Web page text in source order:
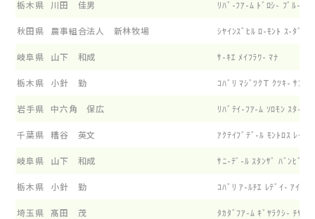
栃木県 川田 佳男 ﾘﾊﾞ-ﾌｱ-ﾑ ﾄﾞﾛｼ- ﾌﾞﾙ-ｼﾞｴ
秋田県 農事組合法人 新林牧場 ｼﾔｲﾝｽﾞﾋﾙ ﾛ-ﾓﾝﾄ ｽ-ﾀﾞﾝ
岐阜県 山下 和成 ｻ-ｷｴ ﾒｲﾌﾗﾜ- ﾏﾅ
栃木県 小針 勤 ｺﾊﾞﾘ ﾏｼﾞﾂｸT ｸﾂｷ- ｻﾝﾌ
岩手県 中六角 保広 ﾘﾊﾞﾃｲ-ﾌｱ-ﾑ ｿﾛﾓﾝ ｽﾀ-ﾛｲ
千葉県 糟谷 英文 ｱｸﾃｲﾌﾞﾃﾞ-ﾙ ﾓﾝﾄﾛｽ ﾚｲﾅ
岐阜県 山下 和成 ｻﾆ-ﾃﾞ-ﾙ ｽﾀﾝｻﾞ ﾊﾞﾝﾋﾞ-ﾉ
栃木県 小針 勤 ｺﾊﾞﾘ ｱ-ﾙﾁｴ ﾚﾃﾞｲ- ｱｲ
埼玉県 髙田 茂 ﾀｶﾀﾞﾌｱ-ﾑ ｷﾞﾔﾗｸｼ- ﾁﾔ-ﾙ